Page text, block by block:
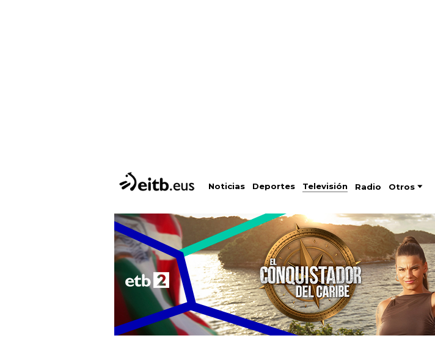
Noticias Deportes Televisión Radio Otros